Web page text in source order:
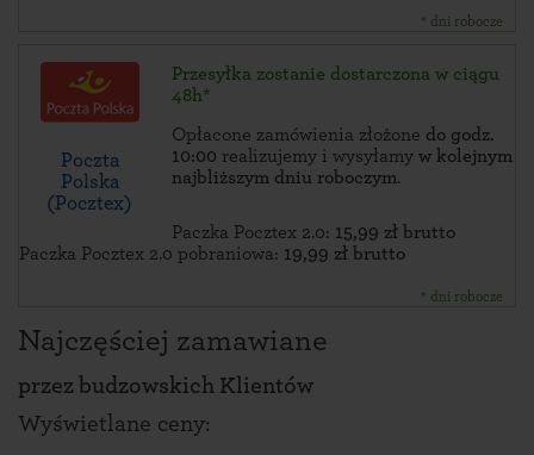
* dni robocze
Poczta
Polska
(Pocztex)
Przesyłka zostanie dostarczona w ciągu
48h*
Opłacone zamówienia złożone do godz.
10:00 realizujemy i wysyłamy w kolejnym
najbliższym dniu roboczym.
Paczka Pocztex 2.0: 15,99 zł brutto
Paczka Pocztex 2.0 pobraniowa: 19,99 zł brutto
* dni robocze
Najczęściej zamawiane
przez budzowskich Klientów
Wyświetlane ceny: